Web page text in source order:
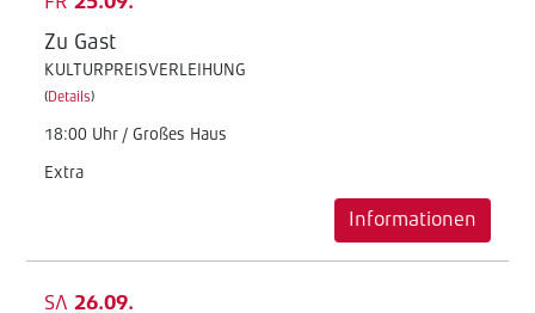
Zu Gast
KULTURPREISVERLEIHUNG
(Details)
18:00 Uhr / Großes Haus
Extra
Informationen
SA 26.09.